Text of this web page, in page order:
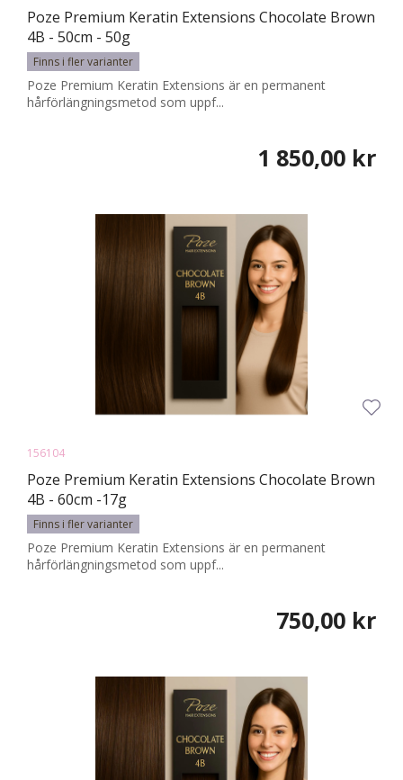
Poze Premium Keratin Extensions Chocolate Brown
4B - 50cm - 50g
Finns i fler varianter
Poze Premium Keratin Extensions är en permanent
hårförlängningsmetod som uppf...
1 850,00 kr
156104
Poze Premium Keratin Extensions Chocolate Brown
4B - 60cm -17g
Finns i fler varianter
Poze Premium Keratin Extensions är en permanent
hårförlängningsmetod som uppf...
750,00 kr